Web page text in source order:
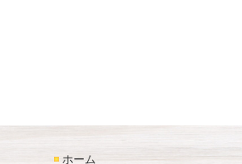
ホーム